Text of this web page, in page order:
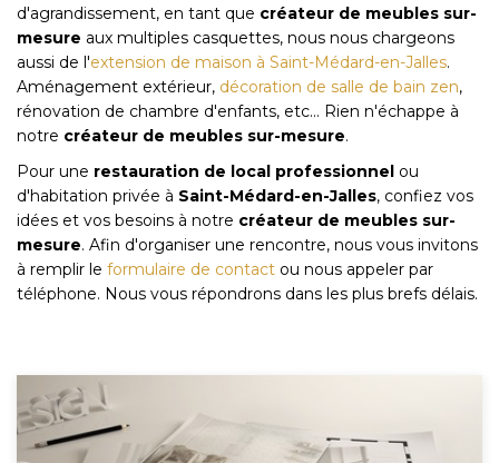
d'agrandissement, en tant que créateur de meubles sur-
mesure aux multiples casquettes, nous nous chargeons
aussi de l'extension de maison à Saint-Médard-en-Jalles.
Aménagement extérieur, décoration de salle de bain zen,
rénovation de chambre d'enfants, etc... Rien n'échappe à
notre créateur de meubles sur-mesure.
Pour une restauration de local professionnel ou
d'habitation privée à Saint-Médard-en-Jalles, confiez vos
idées et vos besoins à notre créateur de meubles sur-
mesure. Afin d'organiser une rencontre, nous vous invitons
à remplir le formulaire de contact ou nous appeler par
téléphone. Nous vous répondrons dans les plus brefs délais.